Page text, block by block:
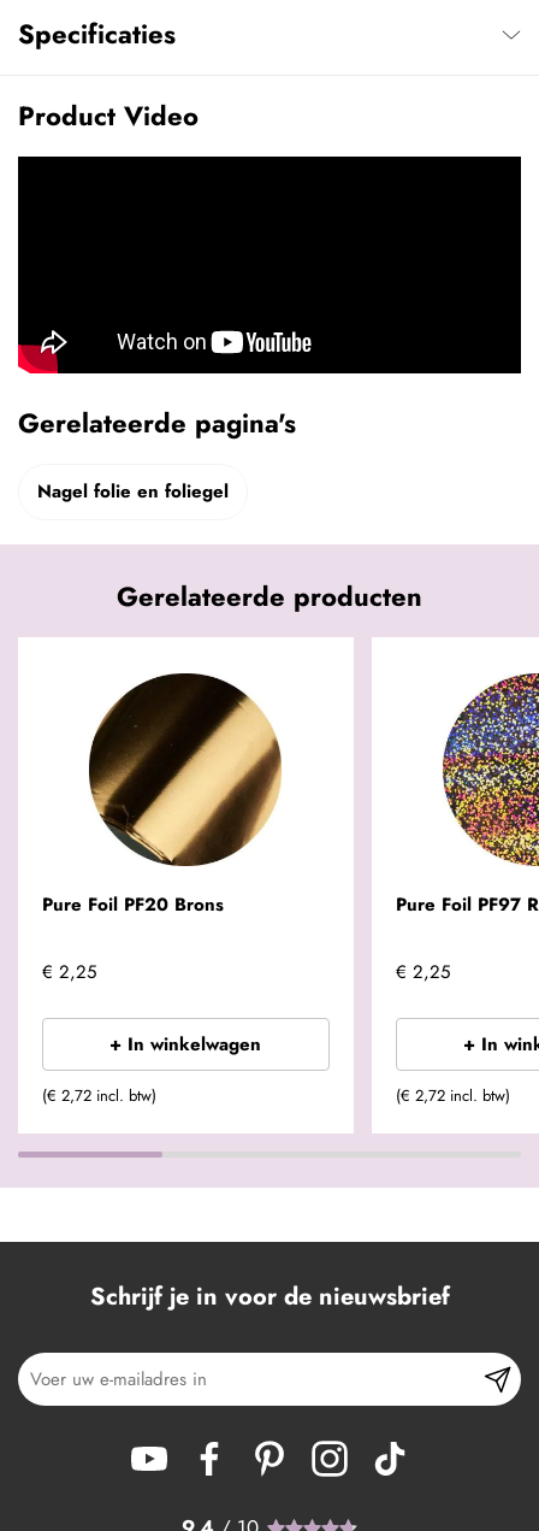
Specificaties
Product Video
Gerelateerde pagina's
Nagel folie en foliegel
Gerelateerde producten
Pure Foil PF20 Brons
€ 2,25
+ In winkelwagen
(€ 2,72 incl. btw)
Pure Foil PF97
€ 2,25
+ In
(€ 2,72 incl. btw)
Schrijf je in voor de nieuwsbrief